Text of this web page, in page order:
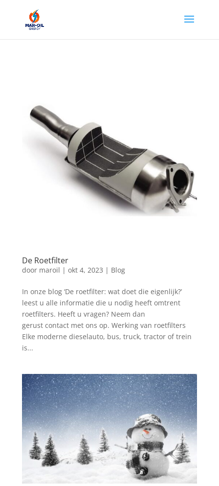
De Roetfilter
door maroil | okt 4, 2023 | Blog
In onze blog ‘De roetfilter: wat doet die eigenlijk?’
leest u alle informatie die u nodig heeft omtrent
roetfilters. Heeft u vragen? Neem dan
gerust contact met ons op. Werking van roetfilters
Elke moderne dieselauto, bus, truck, tractor of trein
is...